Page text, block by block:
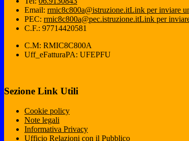
Email: rmic8c800a@istruzione.itLink per inviare
PEC: rmic8c800a@pec.istruzione.itLink per
C.F.: 97714420581
C.M: RMIC8C800A
Uff_eFatturaPA: UFEPFU
Sezione Link Utili
Cookie policy
Note legali
Informativa Privacy
Ufficio Relazioni con il Pubblico